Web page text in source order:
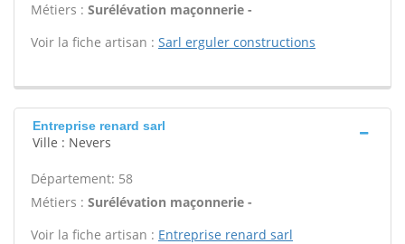
Métiers : Surélévation maçonnerie -
Voir la fiche artisan : Sarl erguler constructions
Entreprise renard sarl
Ville : Nevers
Département: 58
Métiers : Surélévation maçonnerie -
Voir la fiche artisan : Entreprise renard sarl